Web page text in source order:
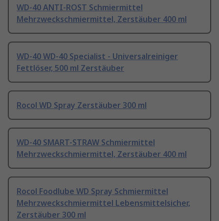
WD-40 ANTI-ROST Schmiermittel
Mehrzweckschmiermittel, Zerstäuber 400 ml
WD-40 WD-40 Specialist - Universalreiniger
Fettlöser, 500 ml Zerstäuber
Rocol WD Spray Zerstäuber 300 ml
WD-40 SMART-STRAW Schmiermittel
Mehrzweckschmiermittel, Zerstäuber 400 ml
Rocol Foodlube WD Spray Schmiermittel
Mehrzweckschmiermittel Lebensmittelsicher,
Zerstäuber 300 ml